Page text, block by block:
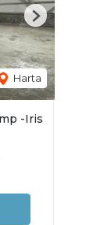
Harta
Next
-Iris